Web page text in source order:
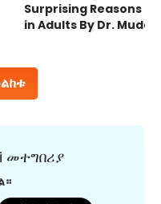
Surprising Reasons
in Adults By Dr.
መተግበሪያ